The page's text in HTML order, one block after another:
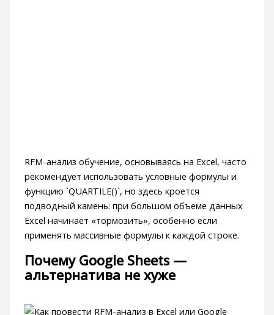
RFM-анализ обучение, основываясь на Excel, часто
рекомендует использовать условные формулы и
функцию `QUARTILE()`, но здесь кроется
подводный камень: при большом объеме данных
Excel начинает «тормозить», особенно если
применять массивные формулы к каждой строке.
Почему Google Sheets —
альтернатива не хуже